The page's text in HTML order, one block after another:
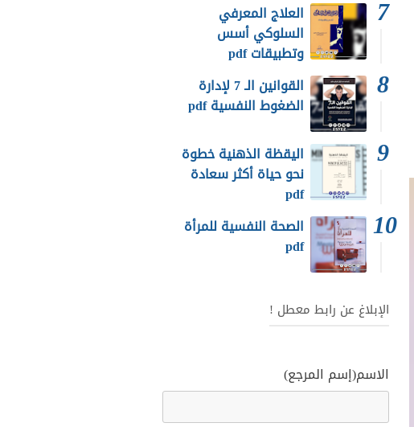
العلاج المعرفي
السلوكي أسس
وتطبيقات pdf
القوانين الـ 7 لإدارة
الضغوط النفسية pdf
اليقظة الذهنية خطوة
نحو حياة أكثر سعادة
pdf
الصحة النفسية للمرأة
pdf
الإبلاغ عن رابط معطل !
الاسم(إسم المرجع)